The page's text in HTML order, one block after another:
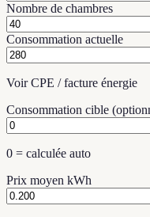
Nombre de chambres
Consommation actuelle
Voir CPE / facture énergie
Consommation cible
0 = calculée auto
Prix moyen kWh